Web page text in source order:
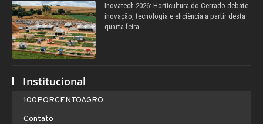
Inovatech 2026: Horticultura do Cerrado debate
inovação, tecnologia e eficiência a partir desta
quarta-feira
Institucional
100PORCENTOAGRO
Contato